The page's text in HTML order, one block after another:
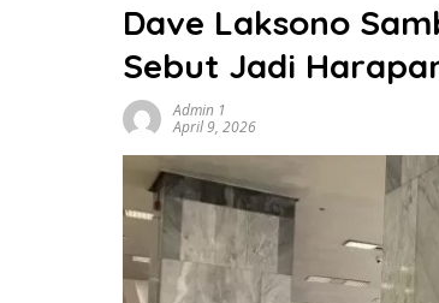
Dave Laksono
Sebut Jadi
Admin 1
April 9, 2026